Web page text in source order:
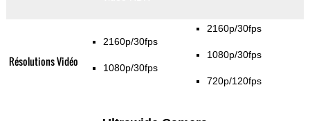
Résolutions Vidéo
2160p/30fps
1080p/30fps
2160p/30fps
1080p/30fps
720p/120fps